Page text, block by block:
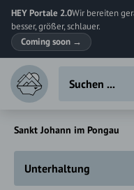
HEY Portale 2.0Wir bereiten
besser, größer, schlauer.
Coming soon →
Sankt Johann im Pongau
Unterhaltung